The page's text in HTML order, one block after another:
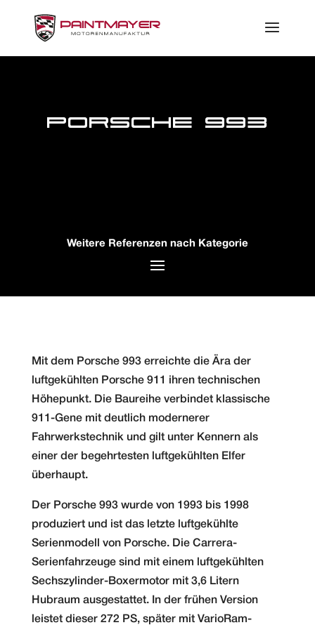
Porsche 993
Weitere Referenzen nach Kategorie
Mit dem Porsche 993 erreichte die Ära der
luftgekühlten Porsche 911 ihren technischen
Höhepunkt. Die Baureihe verbindet klassische
911-Gene mit deutlich modernerer
Fahrwerkstechnik und gilt unter Kennern als
einer der begehrtesten luftgekühlten Elfer
überhaupt.
Der Porsche 993 wurde von 1993 bis 1998
produziert und ist das letzte luftgekühlte
Serienmodell von Porsche. Die Carrera-
Serienfahrzeuge sind mit einem luftgekühlten
Sechszylinder-Boxermotor mit 3,6 Litern
Hubraum ausgestattet. In der frühen Version
leistet dieser 272 PS, später mit VarioRam-